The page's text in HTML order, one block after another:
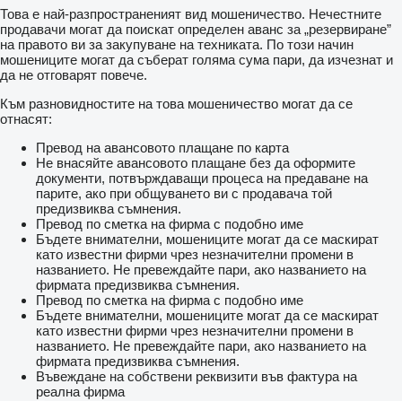
Това е най-разпространеният вид мошеничество. Нечестните
продавачи могат да поискат определен аванс за „резервиране”
на правото ви за закупуване на техниката. По този начин
мошениците могат да съберат голяма сума пари, да изчезнат и
да не отговарят повече.
Към разновидностите на това мошеничество могат да се
отнасят:
Превод на авансовото плащане по карта
Не внасяйте авансовото плащане без да оформите
документи, потвърждаващи процеса на предаване на
парите, ако при общуването ви с продавача той
предизвиква съмнения.
Превод по сметка на фирма с подобно име
Бъдете внимателни, мошениците могат да се маскират
като известни фирми чрез незначителни промени в
названието. Не превеждайте пари, ако названието на
фирмата предизвиква съмнения.
Превод по сметка на фирма с подобно име
Бъдете внимателни, мошениците могат да се маскират
като известни фирми чрез незначителни промени в
названието. Не превеждайте пари, ако названието на
фирмата предизвиква съмнения.
Въвеждане на собствени реквизити във фактура на
реална фирма